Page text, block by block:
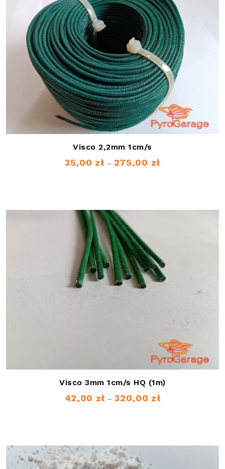
Visco 2,2mm 1cm/s
35,00 zł – 275,00 złZakres
Visco 3mm 1cm/s HQ (1m)
42,00 zł – 320,00 złZakres